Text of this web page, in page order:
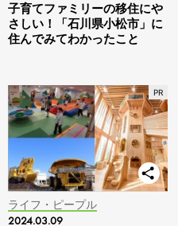
子育てファミリーの移住にや
さしい！「石川県小松市」に
住んでみてわかったこと
ライフ・ピープル
2024.03.09